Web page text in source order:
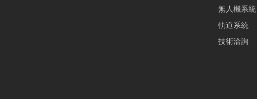
無人機系統
軌道系統
技術洽詢